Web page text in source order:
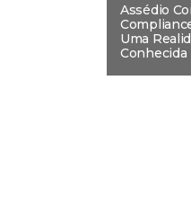
Assédio
Uma
Conhecida